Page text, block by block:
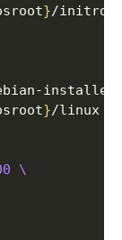
}
}/linux